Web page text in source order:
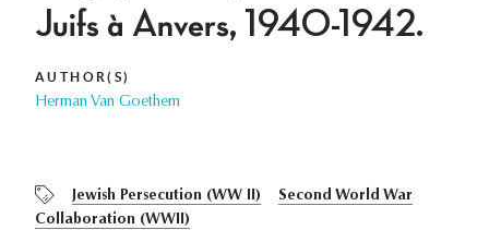
Juifs à Anvers, 1940-1942.
AUTHOR(S)
Herman Van Goethem
Jewish Persecution (WW II)
Second World War
Collaboration (WWII)